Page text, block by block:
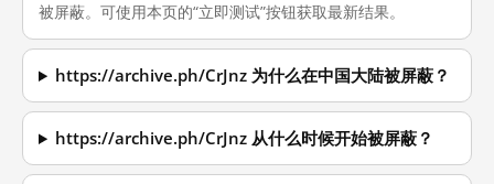
被屏蔽。可使用本页的“立即测试”按钮获取最新结果。
https://archive.ph/CrJnz 为什么在中国大陆被屏蔽？
https://archive.ph/CrJnz 从什么时候开始被屏蔽？